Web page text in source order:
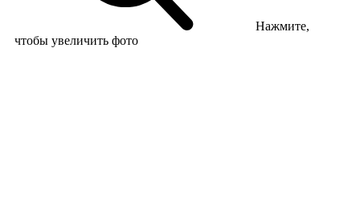
Нажмите,
чтобы увеличить фото